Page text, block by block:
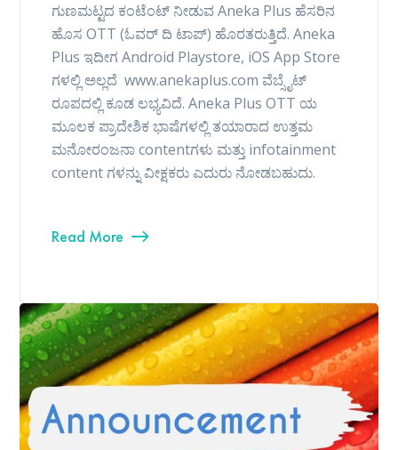
ಗುಣಮಟ್ಟದ ಕಂಟೆಂಟ್ ನೀಡುವ Aneka Plus ಹೆಸರಿನ
ಹೊಸ OTT (ಓವರ್ ದಿ ಟಾಪ್) ಹೊರತರುತ್ತಿದೆ. Aneka
Plus ಇದೀಗ Android Playstore, iOS App Store
ಗಳಲ್ಲಿ ಅಲ್ಲದೆ www.anekaplus.com ವೆಬ್ಸೈಟ್
ರೂಪದಲ್ಲಿ ಕೂಡ ಲಭ್ಯವಿದೆ. Aneka Plus OTT ಯ
ಮೂಲಕ ಪ್ರಾದೇಶಿಕ ಭಾಷೆಗಳಲ್ಲಿ ತಯಾರಾದ ಉತ್ತಮ
ಮನೋರಂಜನಾ contentಗಳು ಮತ್ತು infotainment
content ಗಳನ್ನು ವೀಕ್ಷಕರು ಎದುರು ನೋಡಬಹುದು.
Read More